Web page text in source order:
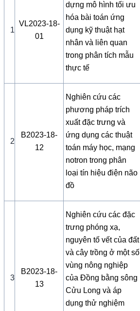
1
VL2023-18-
01
dựng mô hình tối ưu
hóa bài toán ứng
dụng kỹ thuật hạt
nhân và liên quan
trong phân tích mẫu
thực tế
2
B2023-18-
12
Nghiên cứu các
phương pháp trích
xuất đặc trưng và
ứng dụng các thuật
toán máy học, mạng
notron trong phân
loại tín hiệu điện não
đồ
3
B2023-18-
13
Nghiên cứu các đặc
trưng phóng xạ,
nguyên tố vết của đất
và cây trồng ở một số
vùng nông nghiệp
của Đồng bằng sông
Cửu Long và áp
dụng thử nghiệm